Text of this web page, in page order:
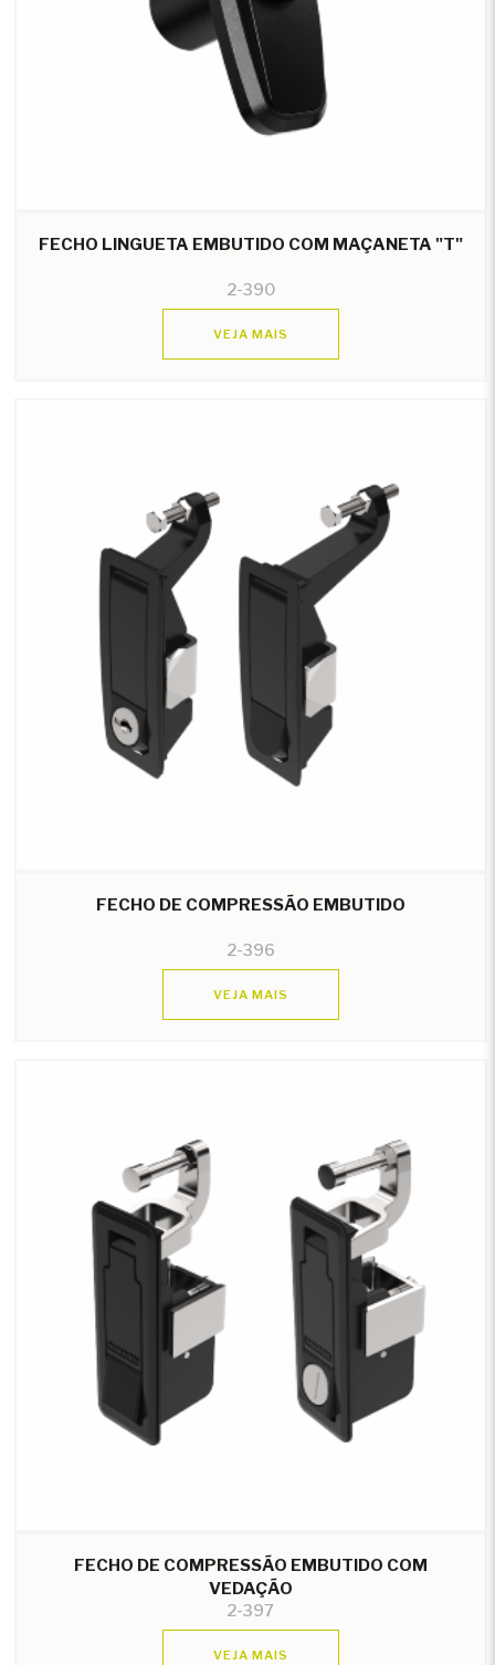
FECHO LINGUETA EMBUTIDO COM MAÇANETA "T"
2-390
VEJA MAIS
FECHO DE COMPRESSÃO EMBUTIDO
2-396
VEJA MAIS
FECHO DE COMPRESSÃO EMBUTIDO COM
VEDAÇÃO
2-397
VEJA MAIS